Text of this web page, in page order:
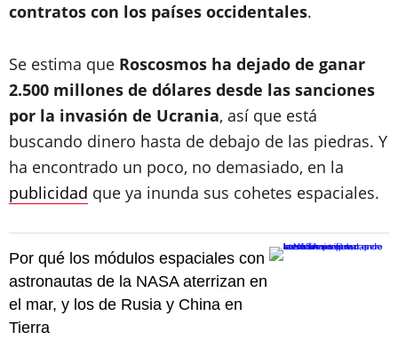
contratos con los países occidentales.
Se estima que Roscosmos ha dejado de ganar
2.500 millones de dólares desde las sanciones
por la invasión de Ucrania, así que está
buscando dinero hasta de debajo de las piedras. Y
ha encontrado un poco, no demasiado, en la
publicidad que ya inunda sus cohetes espaciales.
Por qué los módulos espaciales con
astronautas de la NASA aterrizan en
el mar, y los de Rusia y China en
Tierra